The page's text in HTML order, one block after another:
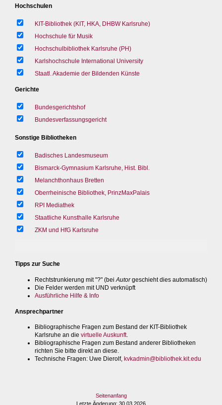
Hochschulen
KIT-Bibliothek (KIT, HKA, DHBW Karlsruhe)
Hochschule für Musik
Hochschulbibliothek Karlsruhe (PH)
Karlshochschule International University
Staatl. Akademie der Bildenden Künste
Gerichte
Bundesgerichtshof
Bundesverfassungsgericht
Sonstige Bibliotheken
Badisches Landesmuseum
Bismarck-Gymnasium Karlsruhe, Hist. Bibl.
Melanchthonhaus Bretten
Oberrheinische Bibliothek, PrinzMaxPalais
RPI Mediathek
Staatliche Kunsthalle Karlsruhe
ZKM und HfG Karlsruhe
Tipps zur Suche
Rechtstrunkierung mit "?" (bei Autorgeschieht dies automatisch)
Die Felder werden mit UND verknüpft
Ausführliche Hilfe & Info
Ansprechpartner
Bibliographische Fragen zum Bestand der KIT-Bibliothek
Karlsruhe an die virtuelle Auskunft.
Bibliographische Fragen zum Bestand anderer Bibliotheken
richten Sie bitte direkt an diese.
Technische Fragen: Uwe Dierolf, kvkadmin@bibliothek.kit.edu
Seitenanfang
Letzte Änderung: 30.03.2026